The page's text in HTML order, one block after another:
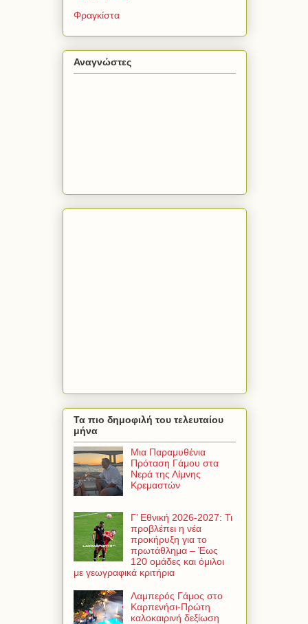
Φραγκίστα
Αναγνώστες
Τα πιο δημοφιλή του τελευταίου
μήνα
Μια Παραμυθένια
Πρόταση Γάμου στα
Νερά της Λίμνης
Κρεμαστών
Γ’ Εθνική 2026-2027: Τι
προβλέπει η νέα
προκήρυξη για το
πρωτάθλημα – Έως
120 ομάδες και όμιλοι
με γεωγραφικά κριτήρια
Λαμπερός Γάμος στο
Καρπενήσι-Πρώτη
καλοκαιρινή δεξίωση